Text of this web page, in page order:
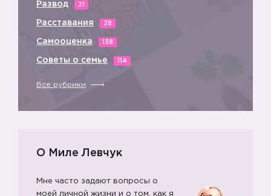
Развод 21
Расставания 28
Самооценка 138
Советы о семье 114
Все рубрики
О Миле Левчук
Мне часто задают вопросы о
моей личной жизни и о том, как я